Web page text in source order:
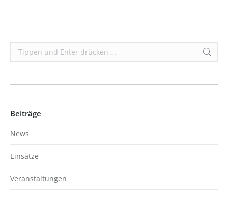
Search:
Beiträge
News
Einsätze
Veranstaltungen